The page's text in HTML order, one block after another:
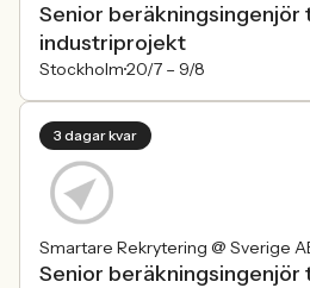
Senior
industriprojekt
Stockholm20/7 – 9/8
3 dagar kvar
Smartare Rekrytering @ Sverige
Senior